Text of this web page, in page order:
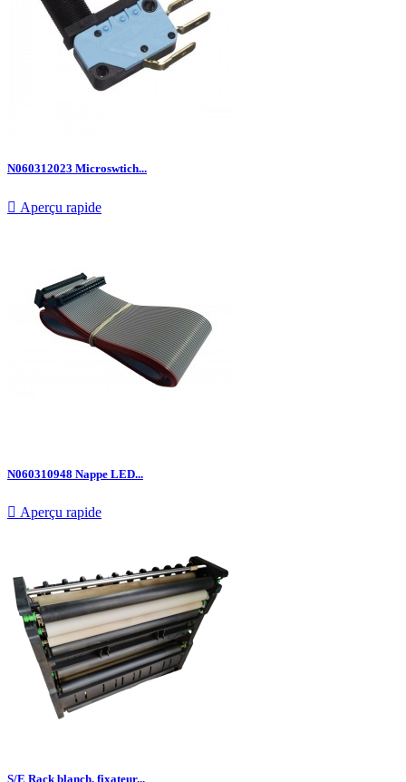
N060312023 Microswtich...
 Aperçu rapide
N060310948 Nappe LED...
 Aperçu rapide
S/E Rack blanch. fixateur...